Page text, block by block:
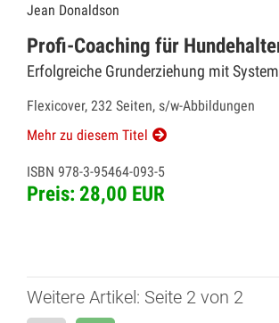
Jean Donaldson
Profi-Coaching für
Erfolgreiche Grunderziehung mit System
Flexicover, 232 Seiten, s/w-Abbildungen
Mehr zu diesem Titel
ISBN 978-3-95464-093-5
Preis: 28,00 EUR
Weitere Artikel: Seite 2 von 2